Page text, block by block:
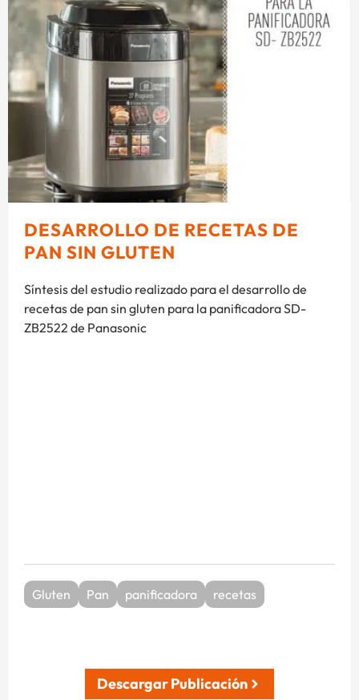
DESARROLLO DE RECETAS DE
PAN SIN GLUTEN
Síntesis del estudio realizado para el desarrollo de
recetas de pan sin gluten para la panificadora SD-
ZB2522 de Panasonic
Gluten Pan panificadora recetas
Descargar Publicación